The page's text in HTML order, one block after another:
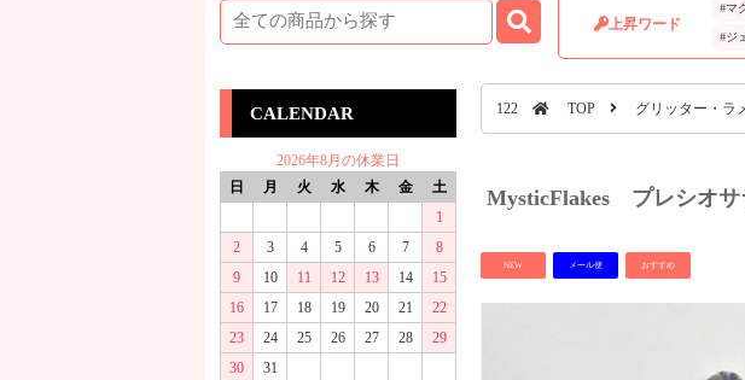
上昇ワード
#マ
#ジ
CALENDAR
2026年8月の休業日
日
月 火 水 木 金
土
1
2
3 4 5 6 7
8
9
10 11 12 13 14
15
16
17 18 19 20 21
22
23
24 25 26 27 28
29
30
31
122 TOP グリッター・ラ
MysticFlakes プレシオサ
NEW メール便 おすすめ